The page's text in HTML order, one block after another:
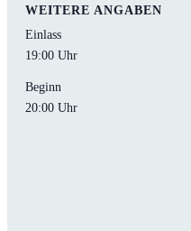
WEITERE ANGABEN
Einlass
19:00 Uhr
Beginn
20:00 Uhr